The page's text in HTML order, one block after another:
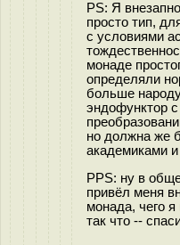
PS: Я
просто тип,
с условиями
монаде
определяли
больше
эндофунктор
но должна же
академиками
PPS: ну в
привёл меня
монада, чего я
так что --